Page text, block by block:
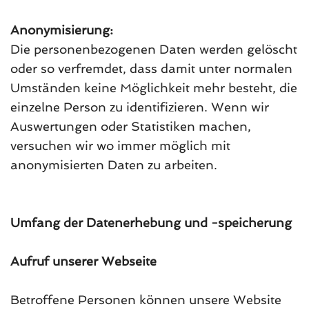
Anonymisierung:
Die personenbezogenen Daten werden gelöscht
oder so verfremdet, dass damit unter normalen
Umständen keine Möglichkeit mehr besteht, die
einzelne Person zu identifizieren. Wenn wir
Auswertungen oder Statistiken machen,
versuchen wir wo immer möglich mit
anonymisierten Daten zu arbeiten.
Umfang der Datenerhebung und -speicherung
Aufruf unserer Webseite
Betroffene Personen können unsere Website